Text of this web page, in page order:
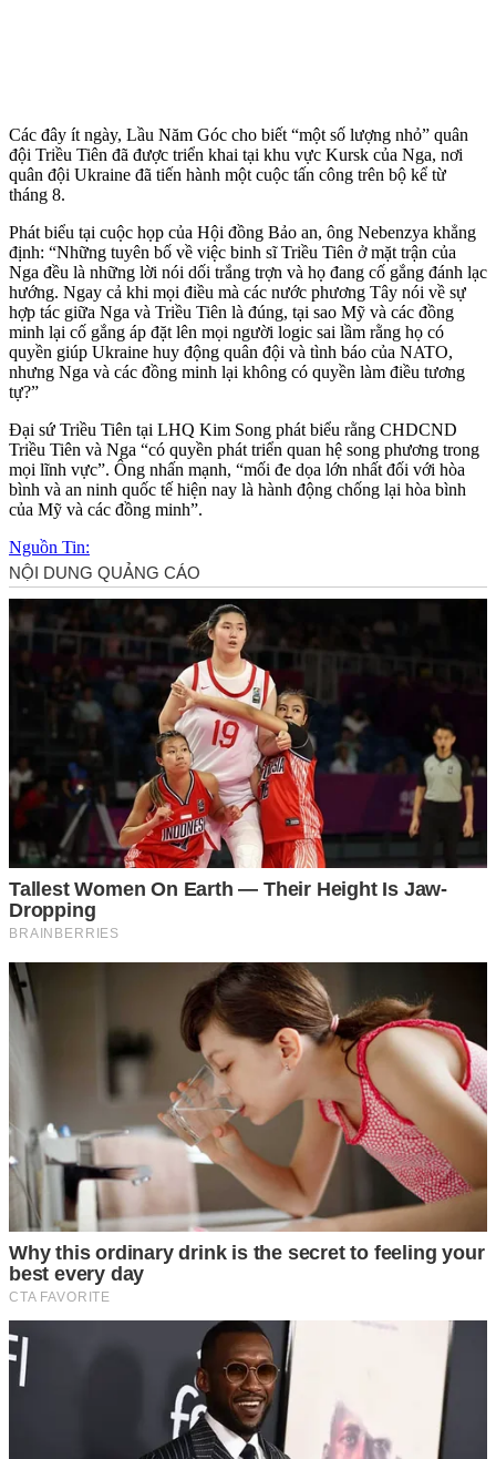
Các đây ít ngày, Lầu Năm Góc cho biết “một số lượng nhỏ” quân
đội Triều Tiên đã được triển khai tại khu vực Kursk của Nga, nơi
quân đội Ukraine đã tiến hành một cuộc tấn công trên bộ kể từ
tháng 8.
Phát biểu tại cuộc họp của Hội đồng Bảo an, ông Nebenzya khẳng
định: “Những tuyên bố về việc binh sĩ Triều Tiên ở mặt trận của
Nga đều là những lời nói dối trắng trợn và họ đang cố gắng đánh lạc
hướng. Ngay cả khi mọi điều mà các nước phương Tây nói về sự
hợp tác giữa Nga và Triều Tiên là đúng, tại sao Mỹ và các đồng
minh lại cố gắng áp đặt lên mọi người logic sai lầm rằng họ có
quyền giúp Ukraine huy động quân đội và tình báo của NATO,
nhưng Nga và các đồng minh lại không có quyền làm điều tương
tự?”
Đại sứ Triều Tiên tại LHQ Kim Song phát biểu rằng CHDCND
Triều Tiên và Nga “có quyền phát triển quan hệ song phương trong
mọi lĩnh vực”. Ông nhấn mạnh, “mối đe dọa lớn nhất đối với hòa
bình và an ninh quốc tế hiện nay là hành động chống lại hòa bình
của Mỹ và các đồng minh”.
Nguồn Tin: